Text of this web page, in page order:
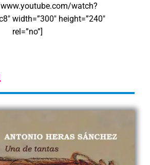
watch?
width=”300″ height=”240″
rel=”no”]